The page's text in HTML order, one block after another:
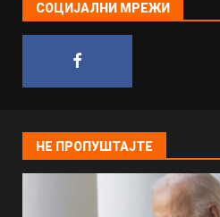
СОЦИЈАЛНИ МРЕЖИ
НЕ ПРОПУШТАЈТЕ